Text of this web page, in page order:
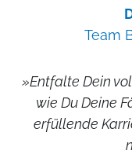
Team
»Entfalte Dein
wie Du Deine
erfüllende